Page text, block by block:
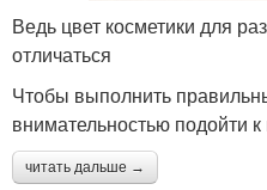
Ведь цвет косметики для
отличаться
Чтобы выполнить
внимательностью подойти
читать дальше →